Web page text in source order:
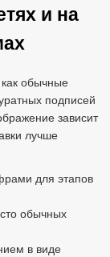
и на
обычные
подписей
зависит
лучше
для этапов
обычных
в виде